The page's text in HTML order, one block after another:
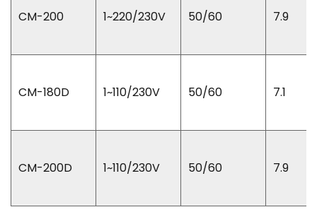
CM-200 1~220/230V 50/60 7.9
CM-180D 1~110/230V 50/60 7.1
CM-200D 1~110/230V 50/60 7.9